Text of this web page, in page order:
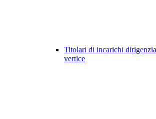
Titolari di incarichi
vertice